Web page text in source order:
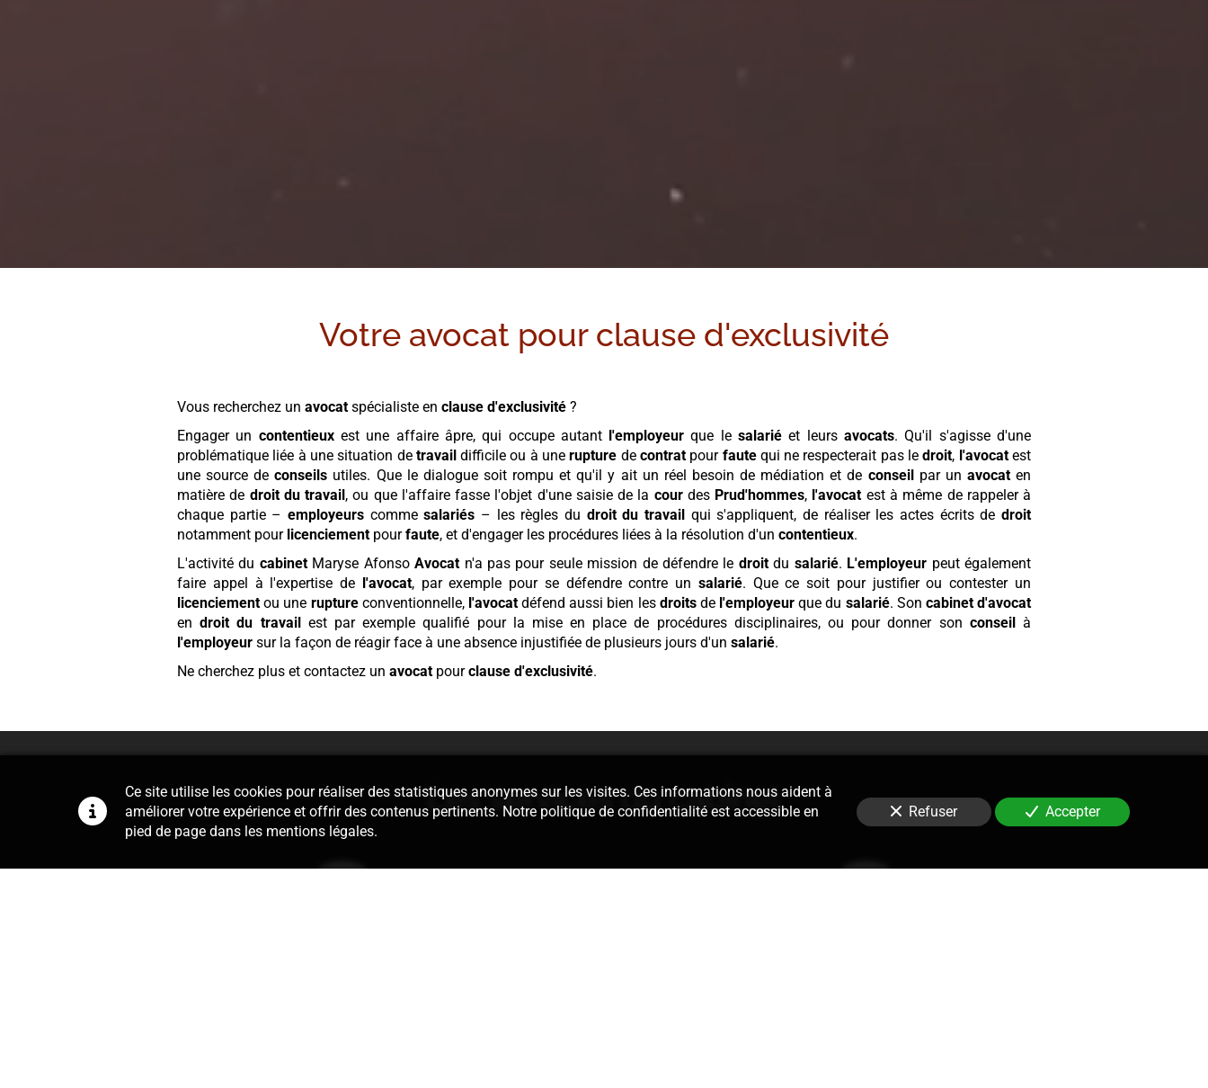
Votre avocat pour clause d'exclusivité
Vous recherchez unavocatspécialiste enclause d'exclusivité ?
Engager un contentieuxest une affaire âpre, qui occupe autant l'employeur que lesalarié et leursavocats. Qu'il s'agisse d'une
problématique liée à une situation de travaildifficile ou à unerupture de contratpour fautequi ne respecterait pas ledroit, l'avocatest
une source deconseils utiles. Que le dialogue soit rompu et qu'il y ait un réel besoin de médiation et de conseilpar un avocaten
matière de droit du travail, ou que l'affaire fasse l'objet d'une saisie de la courdes Prud'hommes, l'avocat est à même de rappeler à
chaque partie –employeurs commesalariés – les règles du droit du travail qui s'appliquent, de réaliser les actes écrits dedroit
notamment pour licenciement pourfaute, et d'engager les procédures liées à la résolution d'uncontentieux.
L'activité du cabinetMaryse AfonsoAvocat n'a pas pour seule mission de défendre le droitdu salarié. L'employeur peut également
faire appel à l'expertise de l'avocat, par exemple pour se défendre contre un salarié. Que ce soit pour justifier ou contester un
licenciement ou une ruptureconventionnelle, l'avocatdéfend aussi bien les droitsde l'employeur que du salarié. Son cabinet d'avocat
endroit du travailest par exemple qualifié pour la mise en place de procédures disciplinaires, ou pour donner son conseilà
l'employeur sur la façon de réagir face à une absence injustifiée de plusieurs jours d'unsalarié.
Ne cherchez plus et contactez unavocat pourclause d'exclusivité.
Les services du cabinet
Ce site utilise les cookies pour réaliser des statistiques anonymes sur les visites. Ces informations nous aident à
améliorer votre expérience et offrir des contenus pertinents. Notre politique de confidentialité est accessible en
pied de page dans les mentions légales.
Refuser Accepter